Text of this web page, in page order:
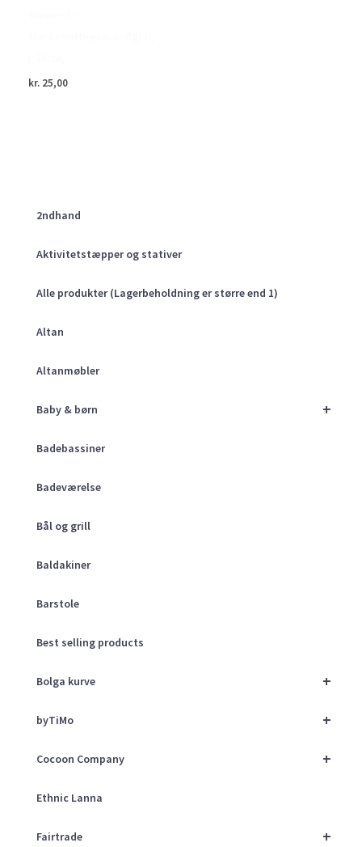
2ndhand
Aktivitetstæpper og stativer
Alle produkter (Lagerbeholdning er større end 1)
Altan
Altanmøbler
+
Baby & børn
Badebassiner
Badeværelse
Bål og grill
Baldakiner
Barstole
Best selling products
+
Bolga kurve
+
byTiMo
+
Cocoon Company
Ethnic Lanna
+
Fairtrade
kr. 25,00